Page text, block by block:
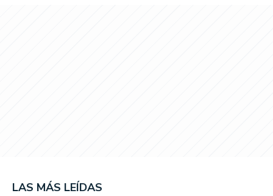
LAS MÁS LEÍDAS